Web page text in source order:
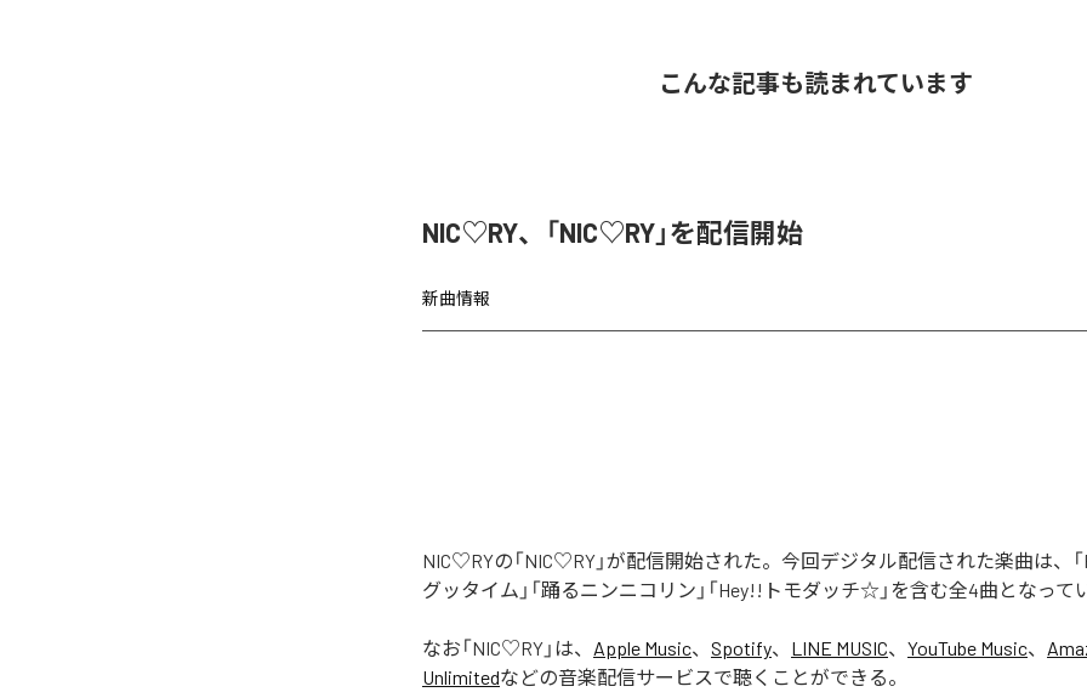
こんな記事も読まれています
NIC♡RY、「NIC♡RY」を配信開始
新曲情報
NIC♡RYの「NIC♡RY」が配信開始された。今回デジタル配信された楽曲は、「
グッタイム」「踊るニンニコリン」「Hey!!トモダッチ☆」を含む全4曲となって
なお「NIC♡RY 」は、 Apple Music、 Spotify、 LINE MUSIC、 YouTube Music、
Unlimitedなどの音楽配信サービスで聴くことができる。